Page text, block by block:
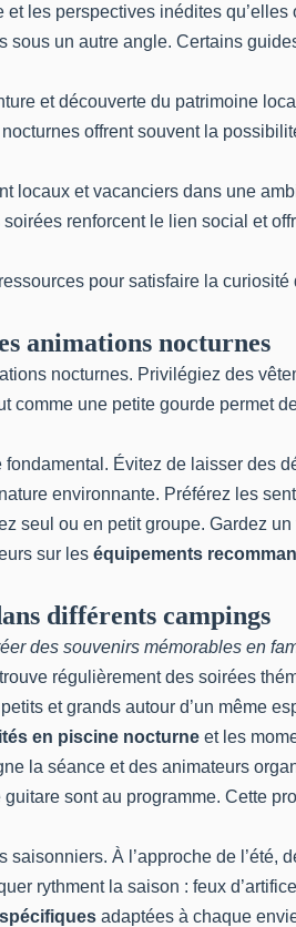
les perspectives inédites
un autre angle. Certains
et découverte du patrimoine
offrent souvent la
et vacanciers dans une
renforcent le lien social et
pour satisfaire la
animations nocturnes
nocturnes. Privilégiez des
une petite gourde permet
Évitez de laisser
environnante. Préférez les
seul ou en petit groupe. Gardez
sur les équipements
différents campings
des souvenirs mémorables en
régulièrement des soirées
et grands autour d’un même
en piscine nocturne et les
la séance et des animateurs
sont au programme. Cette
À l’approche de
rythment la saison : feux
adaptées à chaque